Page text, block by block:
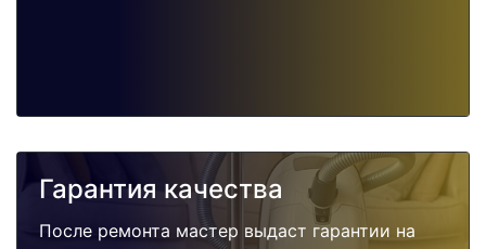
Гарантия качества
После ремонта мастер выдаст гарантии на